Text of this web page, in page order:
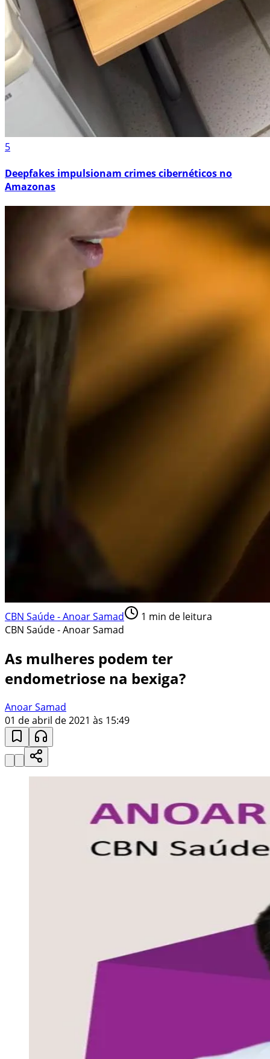
5
Deepfakes impulsionam crimes cibernéticos no
Amazonas
CBN Saúde - Anoar Samad 1 min de leitura
CBN Saúde - Anoar Samad
As mulheres podem ter
endometriose na bexiga?
Anoar Samad
01 de abril de 2021 às 15:49